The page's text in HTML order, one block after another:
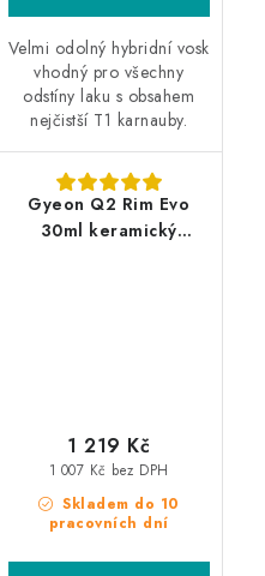
Velmi odolný hybridní vosk
vhodný pro všechny
odstíny laku s obsahem
nejčistší T1 karnauby.
Gyeon Q2 Rim Evo
30ml keramický
Skladem do 10
pracovních dní
1 007 Kč bez DPH
1 219 Kč